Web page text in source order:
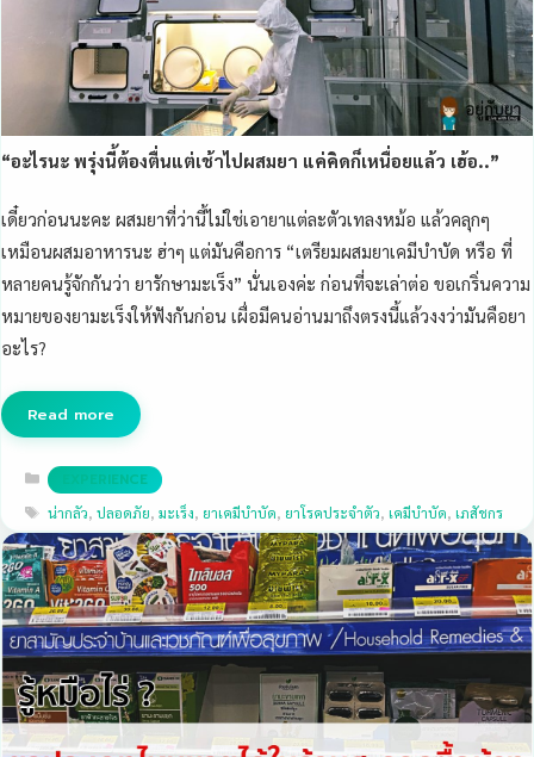
“อะไรนะ พรุ่งนี้ต้องตื่นแต่เช้าไปผสมยา แค่คิดก็เหนื่อยแล้ว เฮ้อ..”
เดี๋ยวก่อนนะคะ ผสมยาที่ว่านี้ไม่ใช่เอายาแต่ละตัวเทลงหม้อ แล้วคลุกๆ
เหมือนผสมอาหารนะ ฮ่าๆ แต่มันคือการ “เตรียมผสมยาเคมีบำบัด หรือ ที่
หลายคนรู้จักกันว่า ยารักษามะเร็ง” นั่นเองค่ะ ก่อนที่จะเล่าต่อ ขอเกริ่นความ
หมายของยามะเร็งให้ฟังกันก่อน เผื่อมีคนอ่านมาถึงตรงนี้แล้วงงว่ามันคือยา
อะไร?
Read more
Categories
EXPERIENCE
Tags
น่ากลัว,ปลอดภัย,มะเร็ง, ยาเคมีบำบัด, ยาโรคประจำตัว, เคมีบำบัด, เภสัชกร